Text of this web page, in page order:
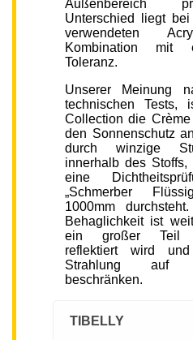
Außenbereich
Unterschied liegt
verwendeten
Kombination mit
Toleranz.
Unserer Meinung
technischen Tests,
Collection die
den Sonnenschutz
durch winzige
innerhalb des
eine
„Schmerber
1000mm
Behaglichkeit ist
ein großer Teil
reflektiert wird
Strahlung auf
beschränken.
TIBELLY